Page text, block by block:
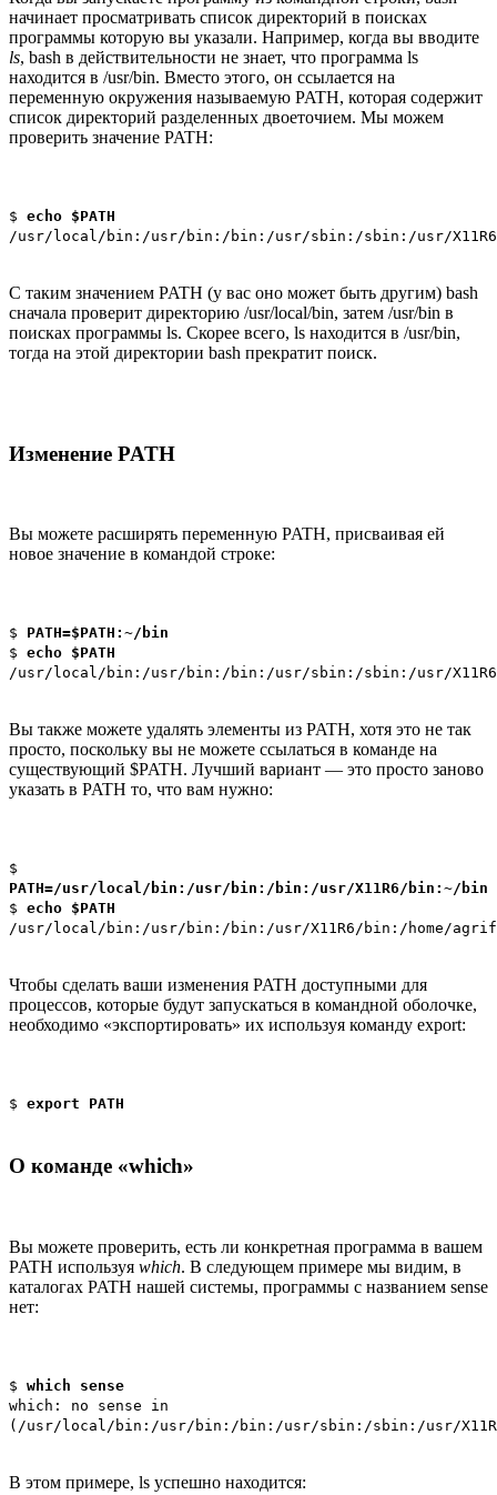
начинает просматривать список директорий в поисках
программы которую вы указали. Например, когда вы вводите
ls, bash в действительности не знает, что программа ls
находится в /usr/bin. Вместо этого, он ссылается на
переменную окружения называемую PATH, которая содержит
список директорий разделенных двоеточием. Мы можем
проверить значение PATH:
$ echo $PATH
/usr/local/bin:/usr/bin:/bin:/usr/sbin:/sbin:/usr/
С таким значением PATH (у вас оно может быть другим) bash
сначала проверит директорию /usr/local/bin, затем /usr/bin в
поисках программы ls. Скорее всего, ls находится в /usr/bin,
тогда на этой директории bash прекратит поиск.
Изменение PATH
Вы можете расширять переменную PATH, присваивая ей
новое значение в командой строке:
$ PATH=$PATH:~/bin
$ echo $PATH
/usr/local/bin:/usr/bin:/bin:/usr/sbin:/sbin:/usr/
Вы также можете удалять элементы из PATH, хотя это не так
просто, поскольку вы не можете ссылаться в команде на
существующий $PATH. Лучший вариант — это просто заново
указать в PATH то, что вам нужно:
$
PATH=/usr/local/bin:/usr/bin:/bin:/usr/X11R6/bin:~/bin
$ echo $PATH
/usr/local/bin:/usr/bin:/bin:/usr/X11R6/bin:/home/
Чтобы сделать ваши изменения PATH доступными для
процессов, которые будут запускаться в командной оболочке,
необходимо «экспортировать» их используя команду export:
$ export PATH
О команде «which»
Вы можете проверить, есть ли конкретная программа в вашем
PATH используя which. В следующем примере мы видим, в
каталогах PATH нашей системы, программы с названием sense
нет:
$ which sense
which: no sense in
(/usr/local/bin:/usr/bin:/bin:/usr/sbin:/sbin:/usr/
В этом примере, ls успешно находится: